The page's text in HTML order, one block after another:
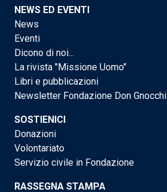
NEWS ED EVENTI
News
Eventi
Dicono di noi...
La rivista "Missione Uomo"
Libri e pubblicazioni
Newsletter Fondazione Don Gnocchi
SOSTIENICI
Donazioni
Volontariato
Servizio civile in Fondazione
RASSEGNA STAMPA